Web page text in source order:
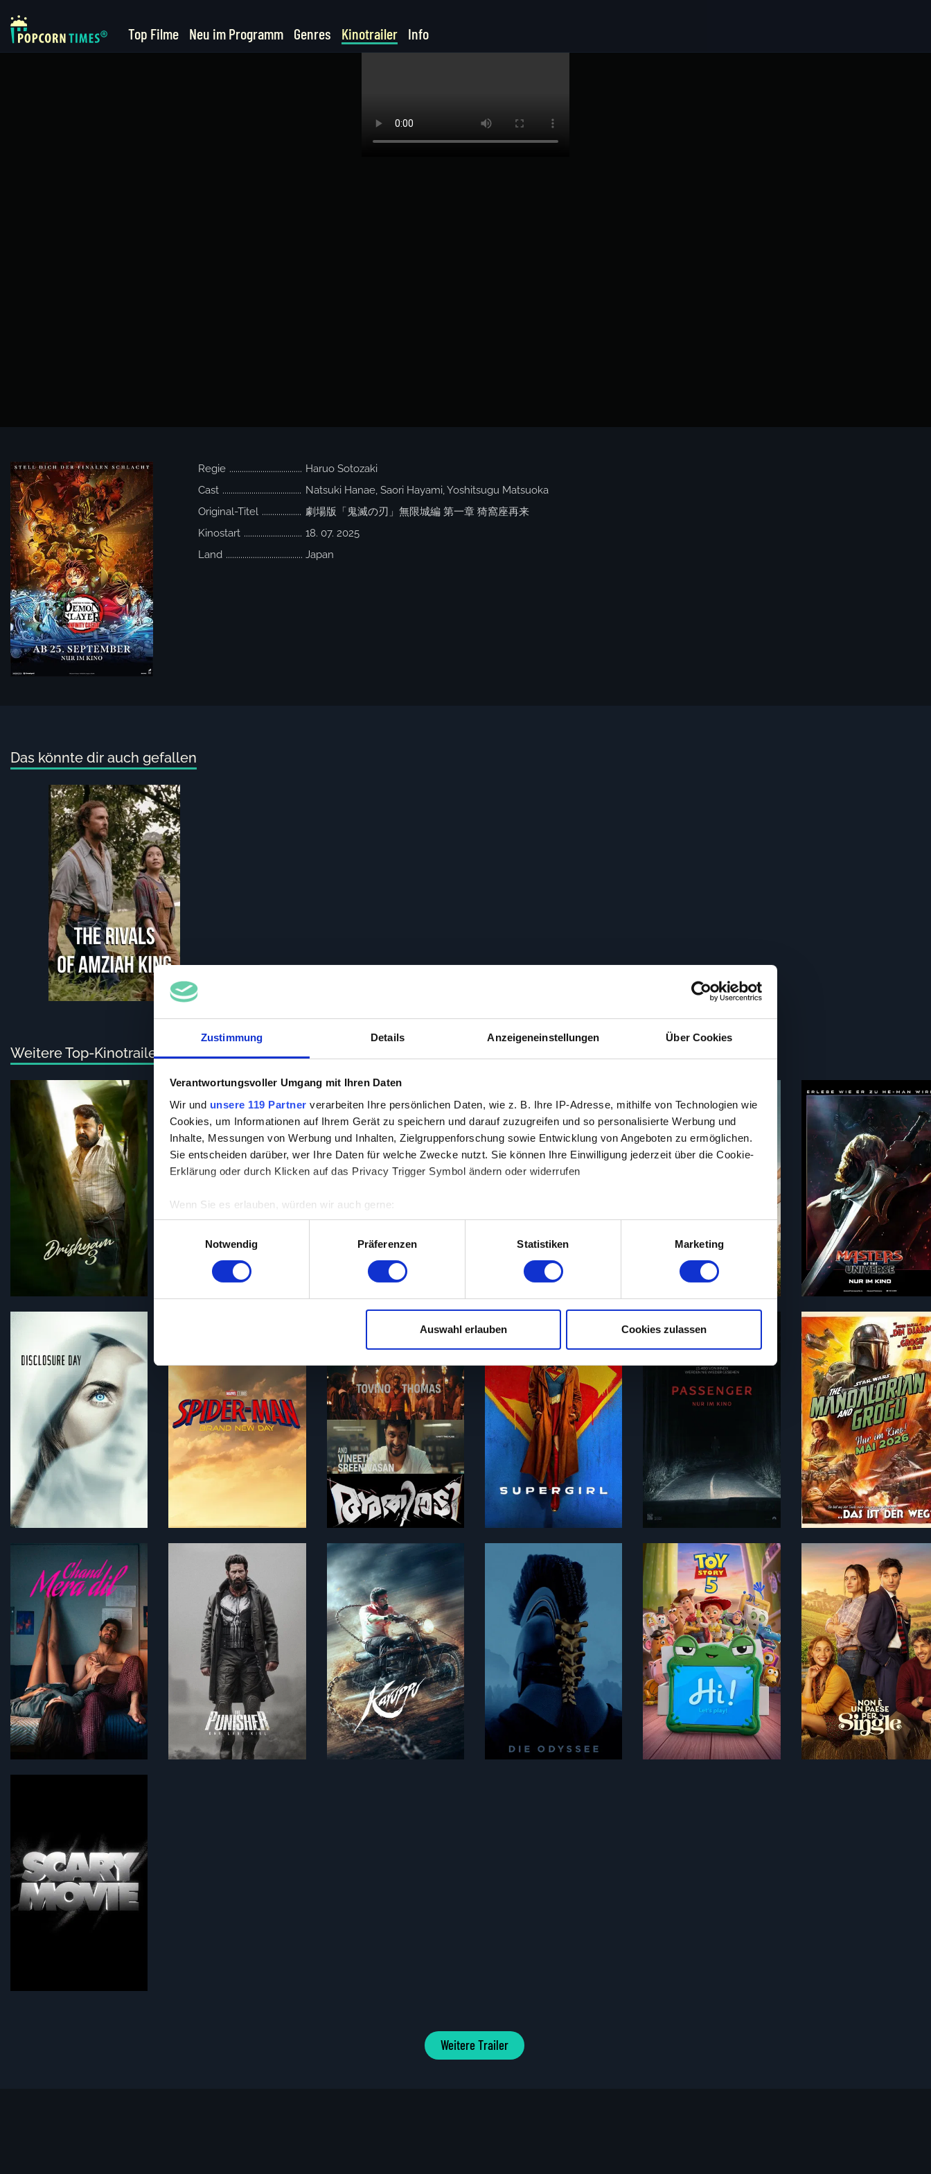
Zustimmung Details Anzeigeneinstellungen Über Cookies
Verantwortungsvoller Umgang mit Ihren Daten
Wir und unsere 119 Partner verarbeiten Ihre persönlichen Daten, wie z. B. Ihre IP-Adresse, mithilfe von Technologien wie
Cookies, um Informationen auf Ihrem Gerät zu speichern und darauf zuzugreifen und so personalisierte Werbung und
Inhalte, Messungen von Werbung und Inhalten, Zielgruppenforschung sowie Entwicklung von Angeboten zu ermöglichen.
Sie entscheiden darüber, wer Ihre Daten für welche Zwecke nutzt. Sie können Ihre Einwilligung jederzeit über die Cookie-
Erklärung oder durch Klicken auf das Privacy Trigger Symbol ändern oder widerrufen
Wenn Sie es erlauben, würden wir auch gerne:
Informationen über Ihre geografische Lage erfassen, welche bis auf einige Meter genau sein können
Ihr Gerät durch aktives Scannen nach bestimmten Merkmalen (Fingerprinting) identifizieren
Erfahren Sie mehr darüber, wie Ihre persönlichen Daten verarbeitet werden, und legen Sie Ihre Präferenzen imAbschnitt
Einzelheitenfest.
Auf unserer Webseite Popcorntimes kannst du Spielfilme aus den Jahren 1910 bis 2010 kostenlos ansehen. Bitte beachte,
dass dieser Service ohne Unterstützung unserer zahlreichen Werbepartner nicht möglich ist. Wir verwenden Cookies, um
unsere Partner für soziale Medien, Werbung und Analysen weiter. Unsere Partner führen diese Informationen
möglicherweise mit weiteren Daten zusammen, die du ihnen bereitgestellt hast oder welche sie im Rahmen deiner
Nutzung der Dienste gesammelt haben. Du kannst diese Genehmigung jederzeit widerrufen.
Notwendig
Präferenzen Statistiken Marketing
Auswahl erlauben Cookies zulassen
Top Filme Neu im Programm Genres Kinotrailer Info
Regie
Haruo Sotozaki
Cast
Natsuki Hanae, Saori Hayami, Yoshitsugu Matsuoka
Original-Titel
劇場版「鬼滅の刃」無限城編 第一章 猗窩座再来
Kinostart
18. 07. 2025
Land
Japan
Das könnte dir auch gefallen
Weitere Top-Kinotrailer
155 min
137 min
132 min
156 min
132 min
150 min
51 min
153 min 172 min 90 min 103 min
Weitere Trailer